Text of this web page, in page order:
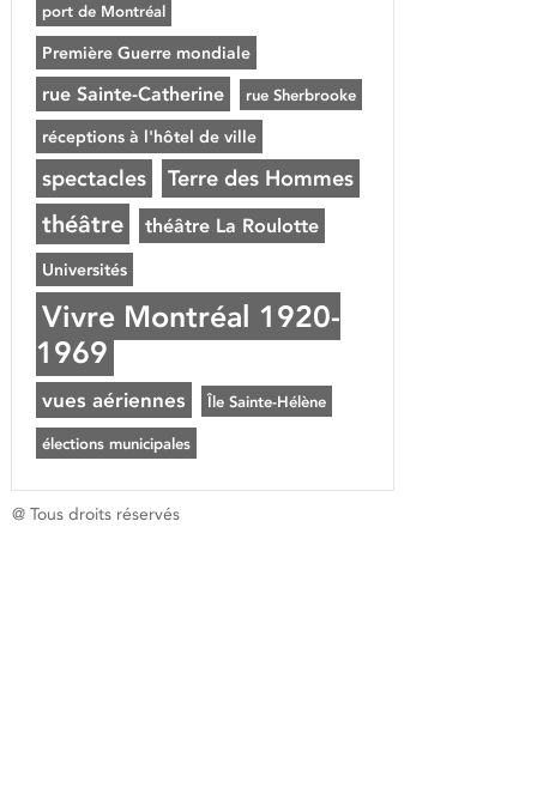
port de Montréal
Première Guerre mondiale
rue Sainte-Catherine rue Sherbrooke
réceptions à l'hôtel de ville
spectacles Terre des Hommes
théâtre théâtre La Roulotte
Universités
Vivre Montréal 1920-
1969
vues aériennes Île Sainte-Hélène
élections municipales
@ Tous droits réservés